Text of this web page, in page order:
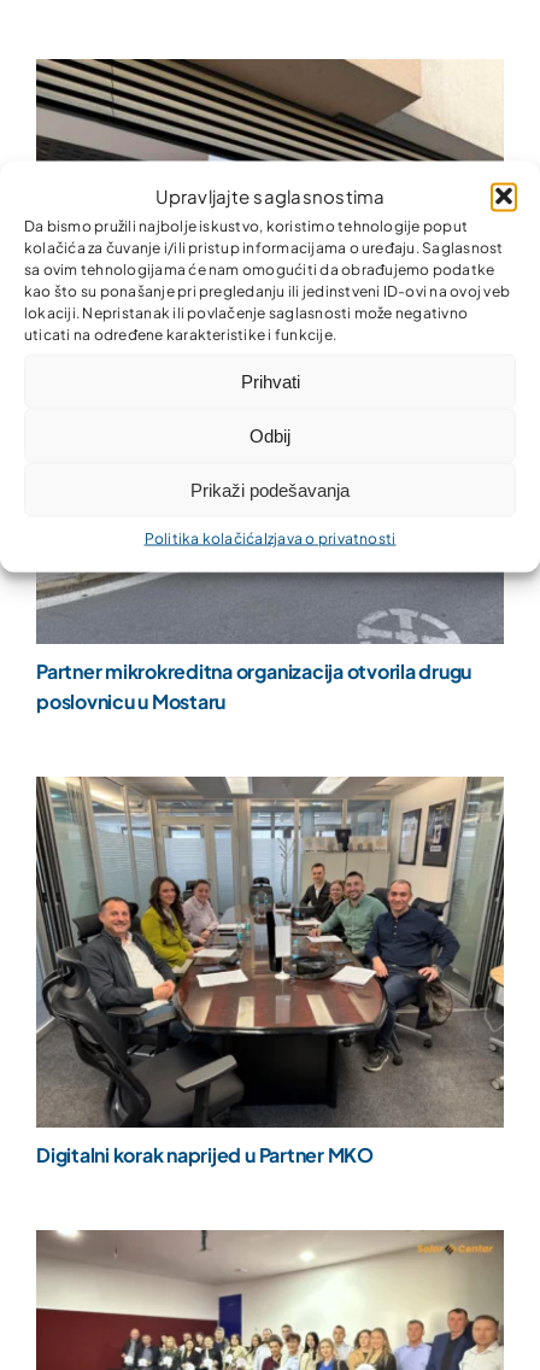
Upravljajte saglasnostima
Da bismo pružili najbolje iskustvo, koristimo tehnologije poput
kolačića za čuvanje i/ili pristup informacijama o uređaju. Saglasnost
sa ovim tehnologijama će nam omogućiti da obrađujemo podatke
kao što su ponašanje pri pregledanju ili jedinstveni ID-ovi na ovoj veb
lokaciji. Nepristanak ili povlačenje saglasnosti može negativno
uticati na određene karakteristike i funkcije.
Prihvati
Odbij
Prikaži podešavanja
Politika kolačića Izjava o privatnosti
Partner mikrokreditna organizacija otvorila drugu
poslovnicu u Mostaru
Digitalni korak naprijed u Partner MKO